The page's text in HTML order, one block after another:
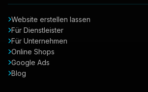
Website erstellen lassen
Für Dienstleister
Für Unternehmen
Online Shops
Google Ads
Blog